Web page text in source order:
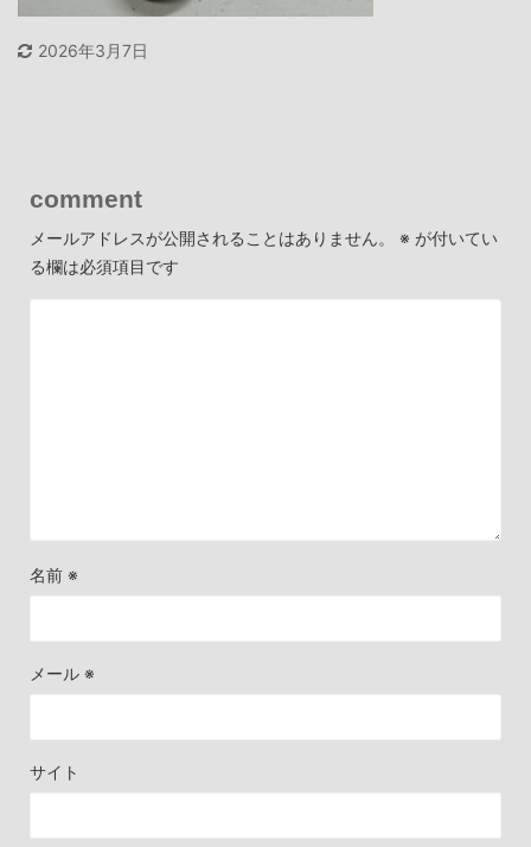
2026年3月7日
comment
メールアドレスが公開されることはありません。 ※ が付いてい
る欄は必須項目です
名前 ※
メール ※
サイト